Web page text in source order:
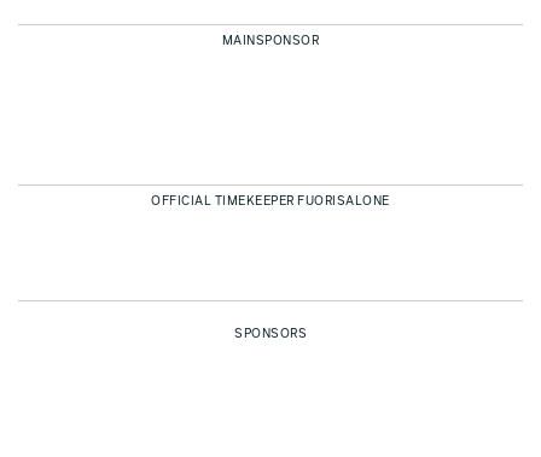
MAINSPONSOR
OFFICIAL TIMEKEEPER FUORISALONE
SPONSORS